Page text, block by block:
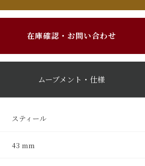
在庫確認・お問い合わせ
ムーブメント・仕様
スティール
43 mm